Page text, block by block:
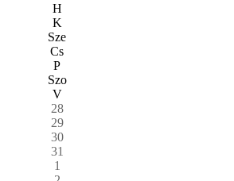
H
K
Sze
Cs
P
Szo
V
28
29
30
31
1